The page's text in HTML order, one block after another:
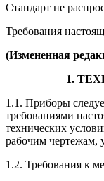
Стандарт не
Требования
(Измененная
1.
1.1. Приборы
требованиями
технических
рабочим чертежам,
1.2. Требования к